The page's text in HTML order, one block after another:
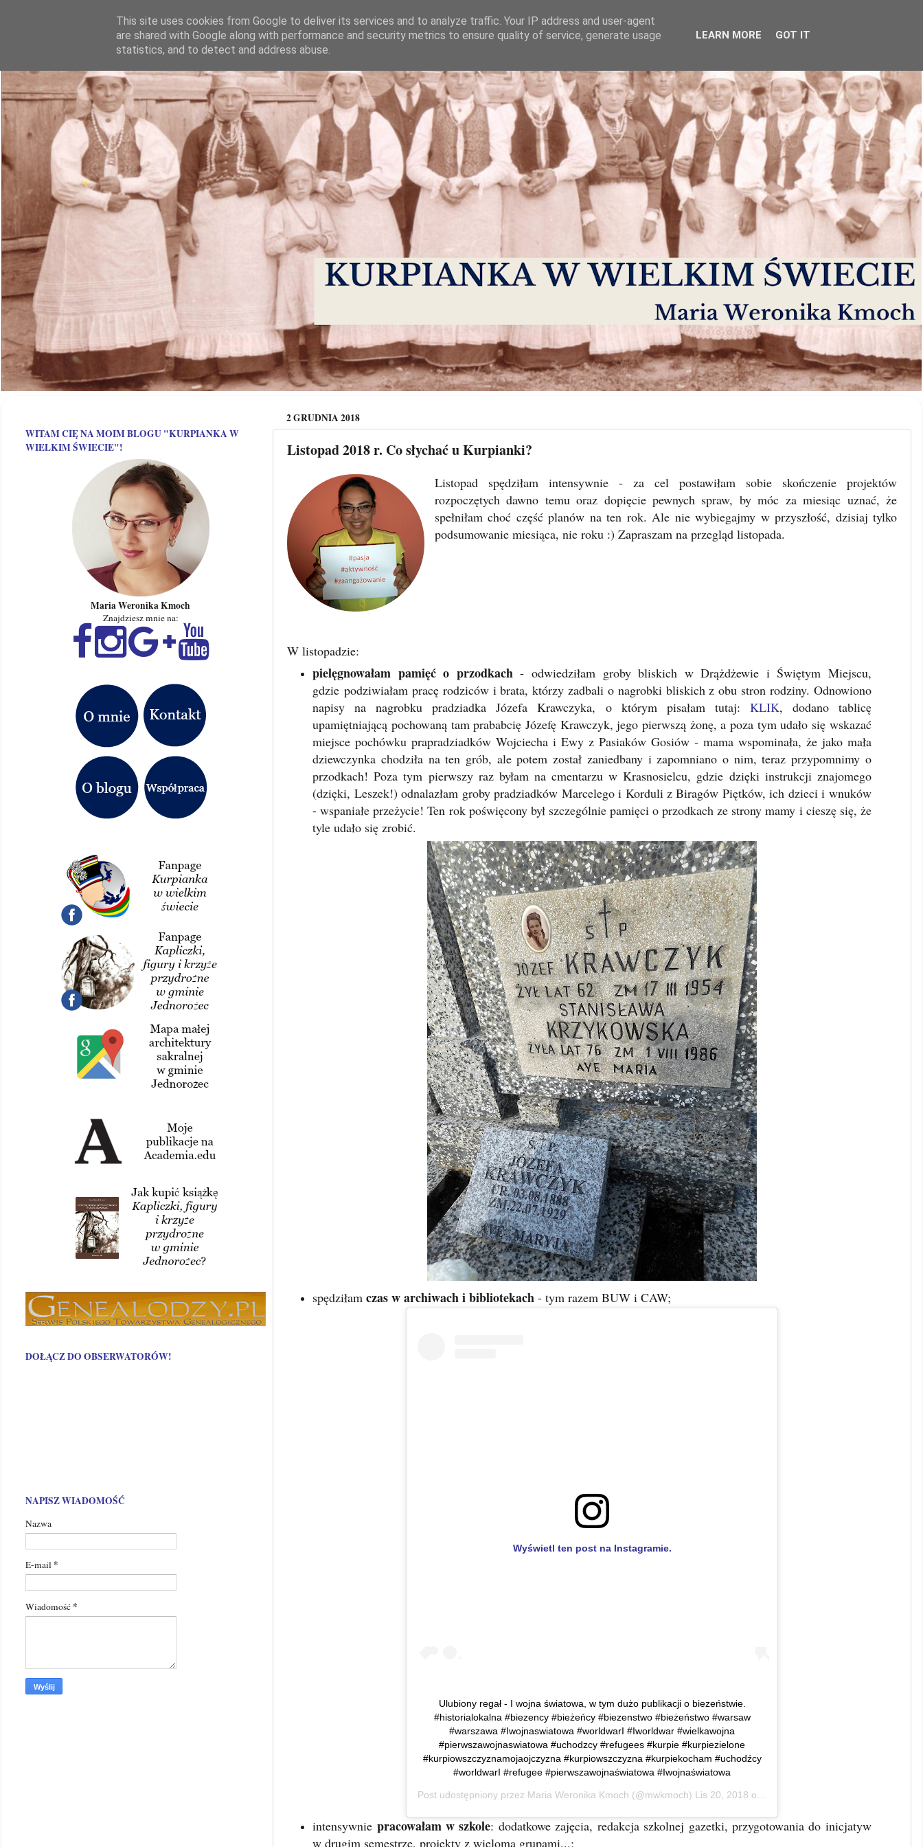
2 GRUDNIA 2018
Listopad 2018 r. Co słychać u Kurpianki?
Listopad spędziłam intensywnie - za cel postawiłam sobie skończenie projektów
rozpoczętych dawno temu oraz dopięcie pewnych spraw, by móc za miesiąc uznać, że
spełniłam choć część planów na ten rok. Ale nie wybiegajmy w przyszłość, dzisiaj tylko
podsumowanie miesiąca, nie roku :) Zapraszam na przegląd listopada.
W listopadzie:
pielęgnowałam pamięć o przodkach- odwiedziłam groby bliskich w Drążdżewie i Świętym Miejscu,
gdzie podziwiałam pracę rodziców i brata, którzy zadbali o nagrobki bliskich z obu stron rodziny. Odnowiono
napisy na nagrobku pradziadka Józefa Krawczyka, o którym pisałam tutaj: KLIK, dodano tablicę
upamiętniającą pochowaną tam prababcię Józefę Krawczyk, jego pierwszą żonę, a poza tym udało się wskazać
miejsce pochówku prapradziadków Wojciecha i Ewy z Pasiaków Gosiów - mama wspominała, że jako mała
dziewczynka chodziła na ten grób, ale potem został zaniedbany i zapomniano o nim, teraz przypomnimy o
przodkach! Poza tym pierwszy raz byłam na cmentarzu w Krasnosielcu, gdzie dzięki instrukcji znajomego
(dzięki, Leszek!) odnalazłam groby pradziadków Marcelego i Korduli z Biragów Piętków, ich dzieci i wnuków
- wspaniałe przeżycie! Ten rok poświęcony był szczególnie pamięci o przodkach ze strony mamy i cieszę się, że
tyle udało się zrobić.
spędziłamczas w archiwach i bibliotekach - tym razem BUW i CAW;
Wyświetl ten post na Instagramie.
Ulubiony regał - I wojna światowa, w tym dużo publikacji o biezeństwie.
#historialokalna #biezency #bieżeńcy #biezenstwo #bieżeństwo #warsaw
#warszawa #Iwojnaswiatowa #worldwarI #Iworldwar #wielkawojna
#pierwszawojnaswiatowa #uchodzcy #refugees #kurpie #kurpiezielone
#kurpiowszczyznamojaojczyzna #kurpiowszczyzna #kurpiekocham #uchodźcy
#worldwarI #refugee #pierwszawojnaświatowa #Iwojnaświatowa
Post udostępniony przez Maria Weronika Kmoch (@mwkmoch) Lis 20, 2018 o 12:54 PST
intensywnie pracowałam w szkole: dodatkowe zajęcia, redakcja szkolnej gazetki, przygotowania do inicjatyw
w drugim semestrze, projekty z wieloma grupami...;
WITAM CIĘ NA MOIM BLOGU "KURPIANKA W
WIELKIM ŚWIECIE"!
Maria Weronika Kmoch
Znajdziesz mnie na:
DOŁĄCZ DO OBSERWATORÓW!
NAPISZ WIADOMOŚĆ
Nazwa
E-mail*
Wiadomość*
This site uses cookies from Google to deliver its services and to analyze traffic. Your IP address and user-agent
are shared with Google along with performance and security metrics to ensure quality of service, generate usage
statistics, and to detect and address abuse.
LEARN MORE GOT IT